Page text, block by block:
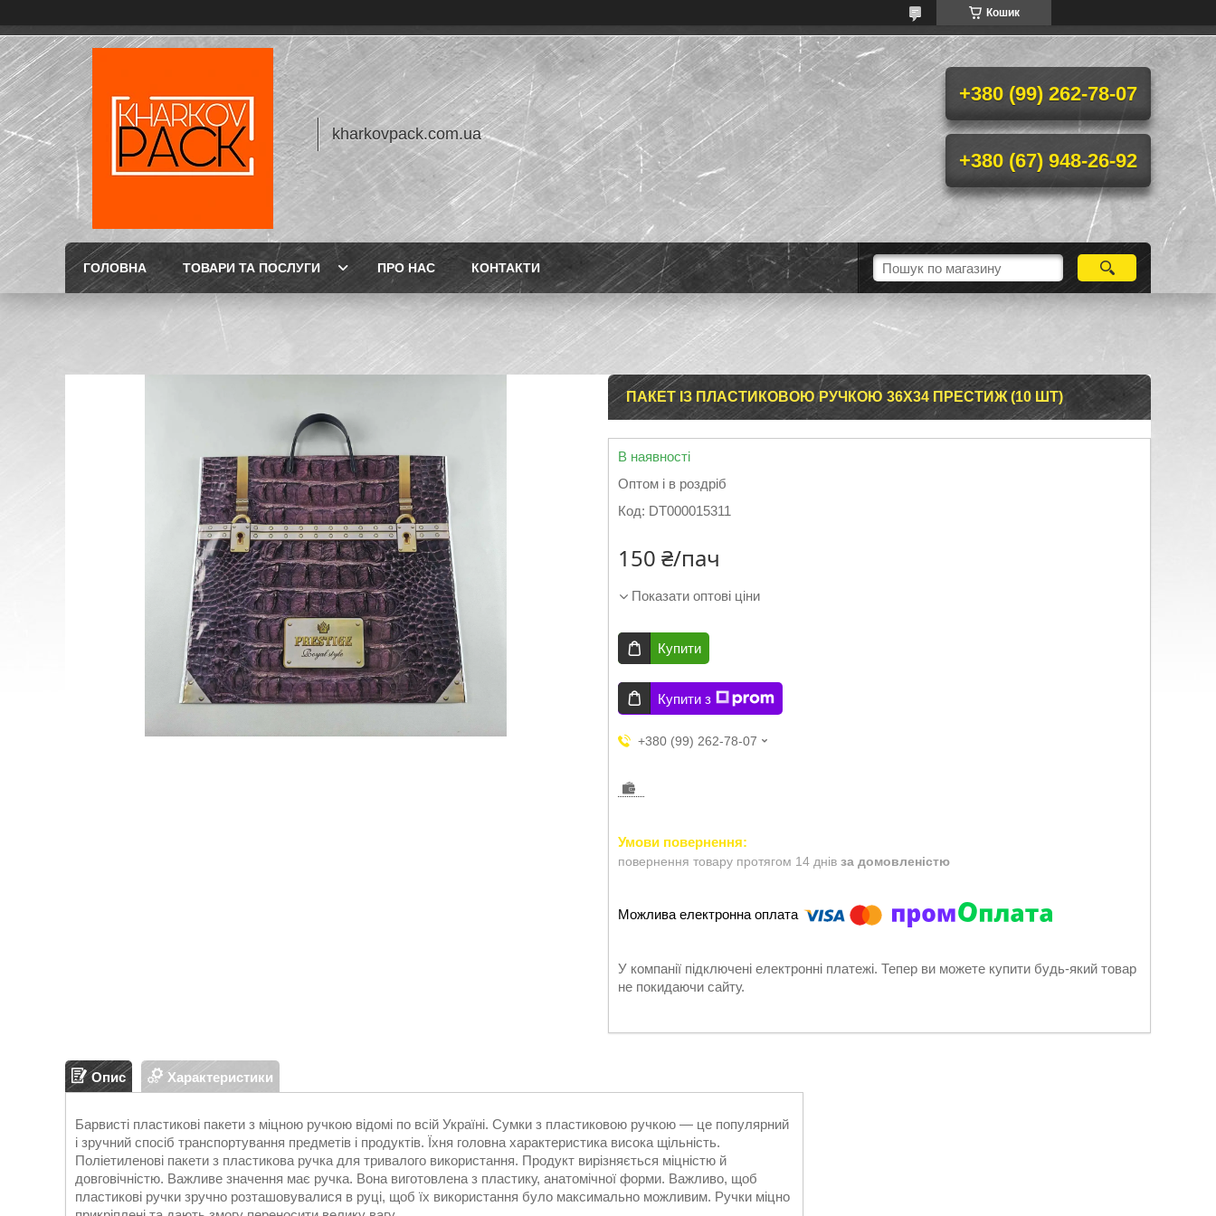
Кошик
kharkovpack.com.ua
+380 (99) 262-78-07
+380 (67) 948-26-92
ГОЛОВНА ТОВАРИ ТА ПОСЛУГИ ПРО НАС КОНТАКТИ
ПАКЕТ ІЗ ПЛАСТИКОВОЮ РУЧКОЮ 36X34 ПРЕСТИЖ (10 ШТ)
В наявності
Оптом і в роздріб
Код: DT000015311
150 ₴/пач
Показати оптові ціни
Купити
Купити з
+380 (99) 262-78-07
повернення товару протягом 14 днів за домовленістю
У компанії підключені електронні платежі. Тепер ви можете купити будь-який товар
не покидаючи сайту.
Опис Характеристики
Барвисті пластикові пакети з міцною ручкою відомі по всій Україні. Сумки з пластиковою ручкою — це популярний
і зручний спосіб транспортування предметів і продуктів. Їхня головна характеристика висока щільність.
Поліетиленові пакети з пластикова ручка для тривалого використання. Продукт вирізняється міцністю й
довговічністю. Важливе значення має ручка. Вона виготовлена з пластику, анатомічної форми. Важливо, щоб
пластикові ручки зручно розташовувалися в руці, щоб їх використання було максимально можливим. Ручки міцно